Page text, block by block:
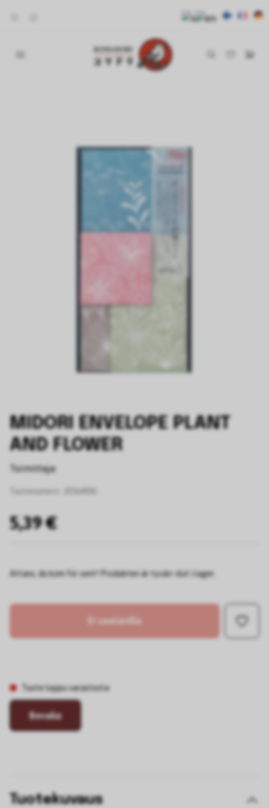
MIDORI ENVELOPE PLANT
AND FLOWER
Toimittaja:
5,39 €
Attans, du kom för sent! Produkten är tyvärr slut i lager.
Ei saatavilla
Tuote loppu varastosta
Bevaka
Tuotekuvaus